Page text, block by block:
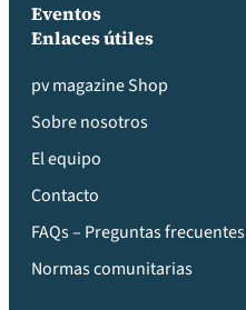
Eventos
Enlaces útiles
pv magazine Shop
Sobre nosotros
El equipo
Contacto
FAQs – Preguntas frecuentes
Normas comunitarias